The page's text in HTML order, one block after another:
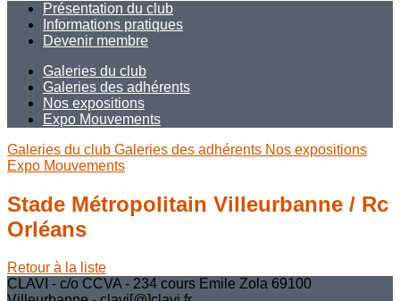
Présentation du club
Informations pratiques
Devenir membre
Galeries du club
Galeries des adhérents
Nos expositions
Expo Mouvements
Galeries du club Galeries des adhérents Nos expositions
Expo Mouvements
Stade Métropolitain Villeurbanne / Rc
Orléans
Retour à la liste
CLAVI - c/o CCVA - 234 cours Emile Zola 69100